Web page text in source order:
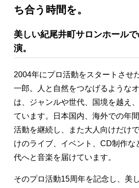
ち合う時間を。
美しい紀尾井町サロンホール
演。
2004年にプロ活動をスタートさせ
一郎。人と自然をつなげるような
は、ジャンルや世代、国境を越え
ています。日本国内、海外での年
活動を継続し、また大人向けだけ
けのライブ、イベント、CD制作な
代へと音楽を届けています。
そのプロ活動15周年を記念し、美